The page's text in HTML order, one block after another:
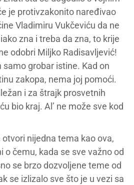
je protivzakonito naređivao
Vladimiru Vukčeviću da ne
zna i treba da zna, to krije
odobri Miljko Radisavljević!
samo grobar istine. Kad on
zakopa, nema joj pomoći.
i za štrajk prosvetnih
bio kraj. Al’ ne može sve kod
nijedna tema kao ova,
o čemu, kada se sve važno od
se brzo dozvoljene teme od
se izlizalo sve što je u vezi sa